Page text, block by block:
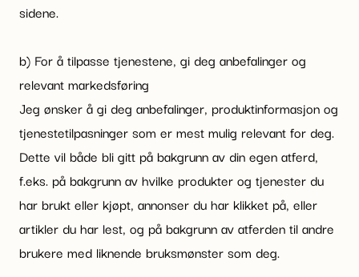
sidene.
b) For å tilpasse tjenestene, gi deg anbefalinger og
relevant markedsføring
Jeg ønsker å gi deg anbefalinger, produktinformasjon og
tjenestetilpasninger som er mest mulig relevant for deg.
Dette vil både bli gitt på bakgrunn av din egen atferd,
f.eks. på bakgrunn av hvilke produkter og tjenester du
har brukt eller kjøpt, annonser du har klikket på, eller
artikler du har lest, og på bakgrunn av atferden til andre
brukere med liknende bruksmønster som deg.